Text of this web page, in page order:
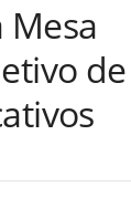
Mesa
de